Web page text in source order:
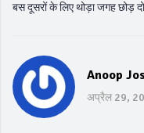
बस दूसरों के लिए थोड़ा जगह छोड़ दो
Anoop
अप्रैल 29,